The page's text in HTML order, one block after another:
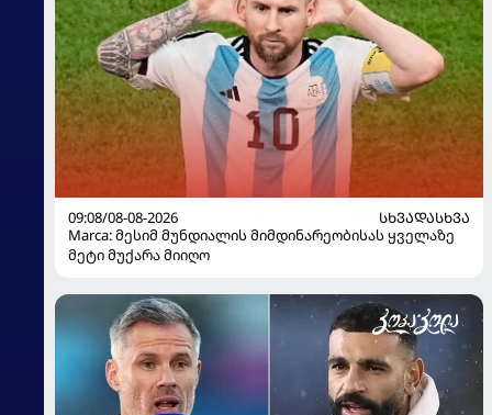
09:08/08-08-2026
ᲡᲮᲕᲐᲓᲐᲡᲮᲕᲐ
Marca: მესიმ მუნდიალის მიმდინარეობისას ყველაზე
მეტი მუქარა მიიღო